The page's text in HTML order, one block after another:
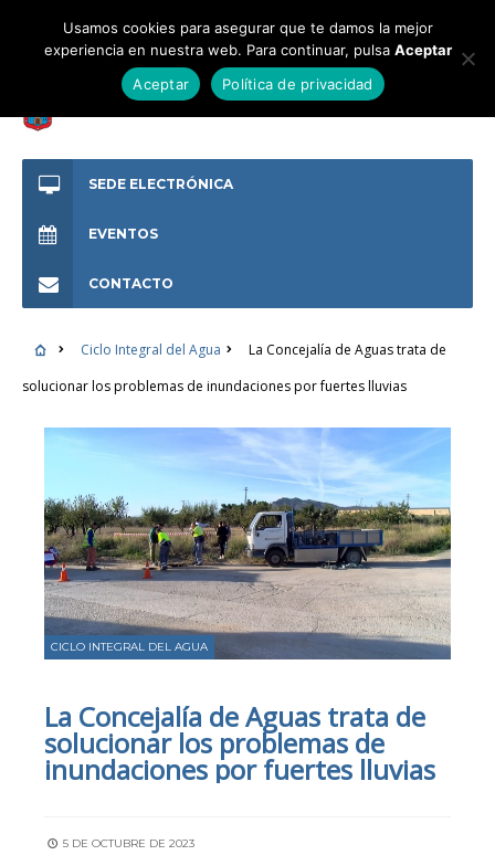
SEDE ELECTRÓNICA
EVENTOS
CONTACTO
Ciclo Integral del Agua
La Concejalía de Aguas trata de
solucionar los problemas de inundaciones por fuertes lluvias
CICLO INTEGRAL DEL AGUA
La Concejalía de Aguas trata de
solucionar los problemas de
inundaciones por fuertes lluvias
5 DE OCTUBRE DE 2023
Usamos cookies para asegurar que te damos la mejor
experiencia en nuestra web. Para continuar, pulsa Aceptar
Aceptar
Política de privacidad